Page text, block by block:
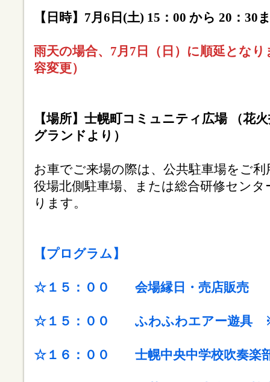
【日時】7月6日(土) 15：00 から 20：30
雨天の場合、7月7日（日）に順延とな
容変更）
【場所】士幌町コミュニティ広場 （花
グランドより）
お車でご来場の際は、公共駐車場をご
役場北側駐車場、または総合研修セン
ります。
【プログラム】
☆１５：００ 会場縁日・売店販売
☆１５：００ ふわふわエアー遊具 ※
☆１６：００ 士幌中央中学校吹奏楽